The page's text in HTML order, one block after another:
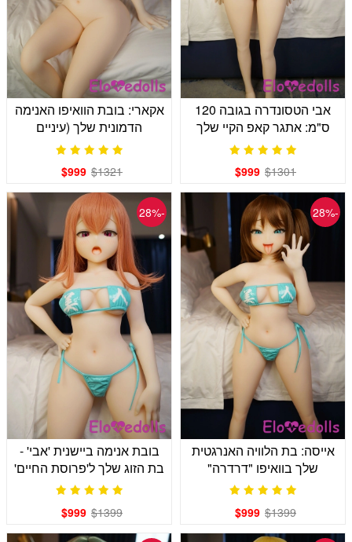
אבי הטסונדרה בגובה 120
ס"מ: אתגר קאפ הקיי שלך
$1301
$999
אקארי: בובת הוואיפו האנימה
הדמונית שלך (עיניים
ארגמניות)
$1321
$999
-28%
אייסה: בת הלוויה האנרגטית
שלך בוואיפו "דרדרה"
$1399
$999
-28%
בובת אנימה ביישנית 'אבי' -
בת הזוג שלך ל'פרוסת החיים'
$1399
$999